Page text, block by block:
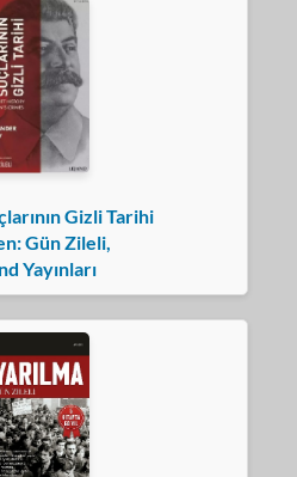
Gizli Tarihi
Gün Zileli,
Yayınları